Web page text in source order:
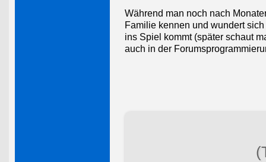
Während man noch nach
Familie kennen und wundert
ins Spiel kommt (später schaut
auch in der